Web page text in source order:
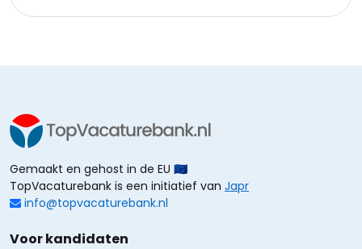
Gemaakt en gehost in de EU 🇪🇺
TopVacaturebank is een initiatief van Japr
info@topvacaturebank.nl
Voor kandidaten